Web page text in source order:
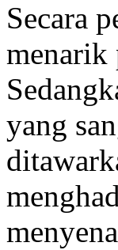
Secara
menarik
yang